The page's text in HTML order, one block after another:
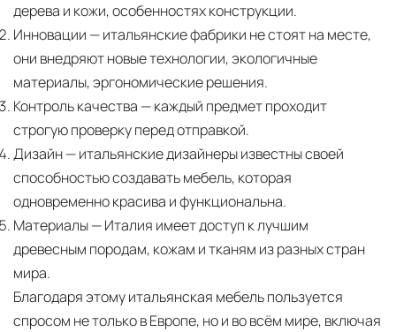
Вывоз упаковочного материала— полная
очистка помещения от тары и упаковки
Гарантийная проверка— осмотр товара на
предмет повреждений и дефектов при
Сроки доставкиСтандартная доставка по
Москве осуществляется в течение 3-5 рабочих
дней. Для Московской области сроки зависят
от удалённости объекта и варьируются от 5 до
10 рабочих дней. Возможна срочная доставка
при наличии свободных логистических
ресурсов.
дерева и кожи, особенностях конструкции.
Инновации — итальянские фабрики не стоят на месте,
они внедряют новые технологии, экологичные
материалы, эргономические решения.
Контроль качества — каждый предмет проходит
строгую проверку перед отправкой.
Дизайн— итальянские дизайнеры известны своей
способностью создавать мебель, которая
одновременно красива и функциональна.
Материалы— Италия имеет доступ к лучшим
древесным породам, кожам и тканям из разных стран
мира.
Благодаря этому итальянская мебель пользуется
спросом не только в Европе, но и во всём мире, включая